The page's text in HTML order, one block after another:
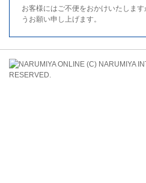
お客様にはご不便をおかけいたしま
うお願い申し上げます。